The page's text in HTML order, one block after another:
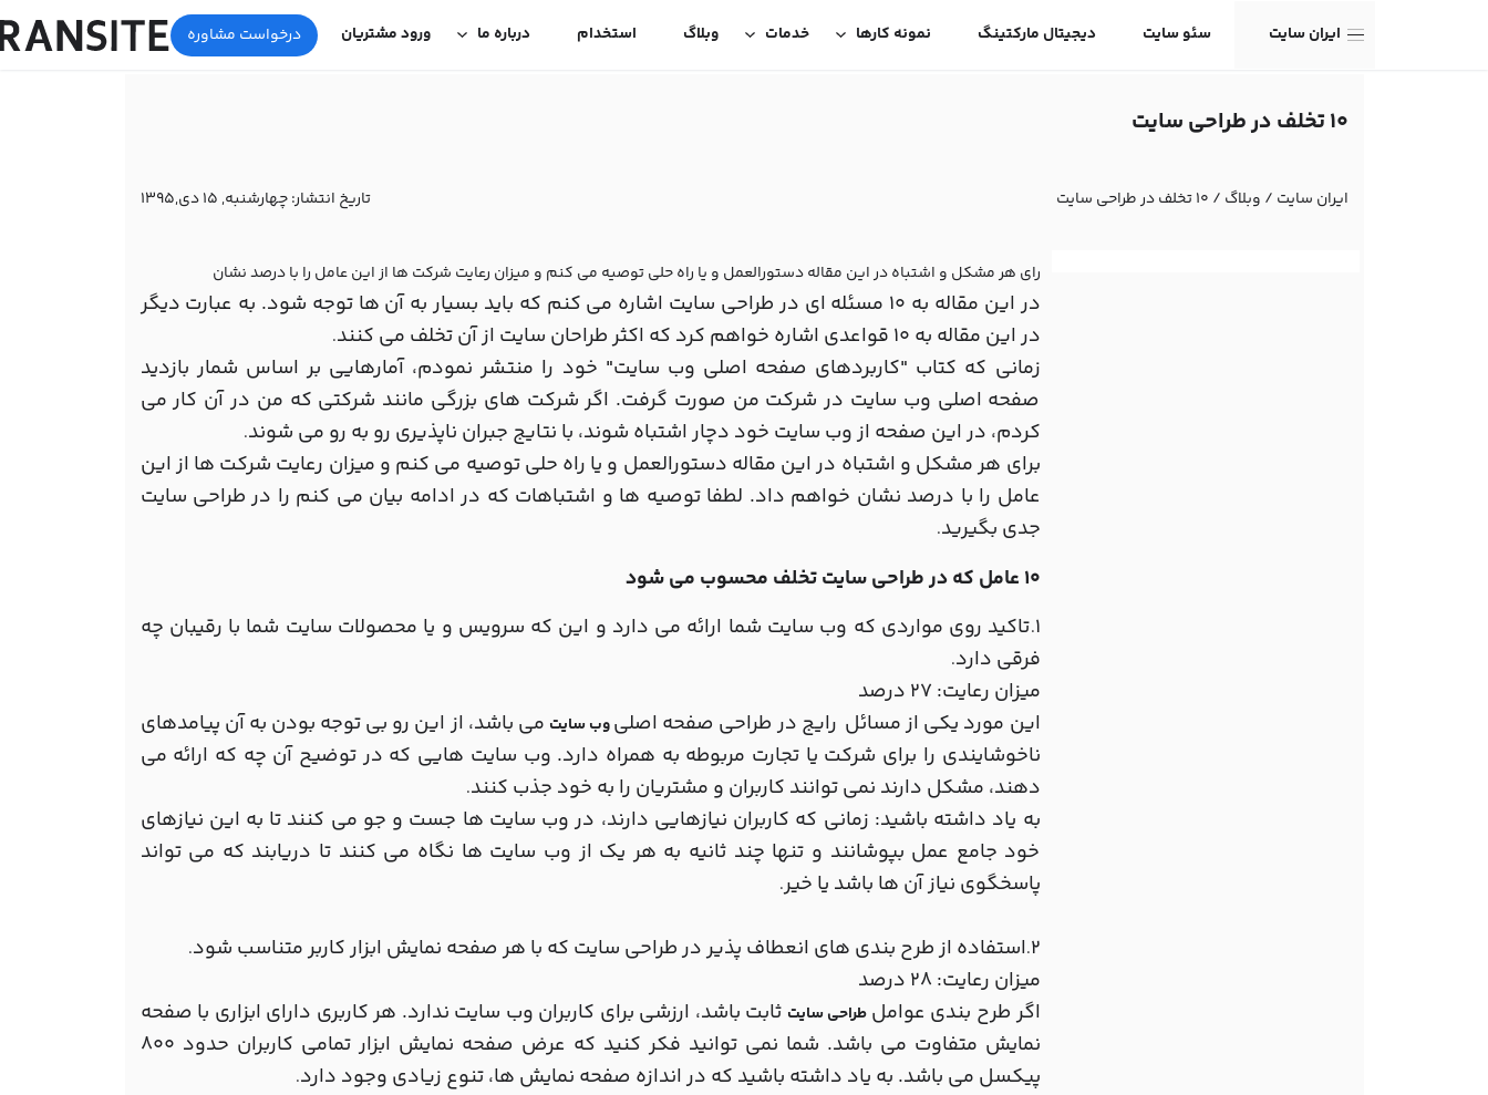
ایران سایت سئو سایت دیجیتال مارکتینگ نمونه کارها خدمات وبلاگ استخدام درباره ما ورود مشتریان درخواست مشاوره
10 تخلف در طراحی سایت
ایران سایت / وبلاگ / 10 تخلف در طراحی سایت تاریخ انتشار:چهارشنبه, 15 دی,1395
رای هر مشکل و اشتباه در این مقاله دستورالعمل و یا راه حلی توصیه می کنم و میزان رعایت شرکت ها از این عامل را با درصد نشان
در این مقاله به 10 مسئله ای در طراحی سایت اشاره می کنم که باید بسیار به آن ها توجه شود. به عبارت دیگر
در این مقاله به 10 قواعدی اشاره خواهم کرد که اکثر طراحان سایت از آن تخلف می کنند
.
زمانی که کتاب "کاربردهای صفحه اصلی وب سایت" خود را منتشر نمودم، آمارهایی بر اساس شمار بازدید
صفحه اصلی وب سایت در شرکت من صورت گرفت. اگر شرکت های بزرگی مانند شرکتی که من در آن کار می
کردم، در این صفحه از وب سایت خود دچار اشتباه شوند، با نتایج جبران ناپذیری رو به رو می شوند.
برای هر مشکل و اشتباه در این مقاله دستورالعمل و یا راه حلی توصیه می کنم و میزان رعایت شرکت ها از این
عامل را با درصد نشان خواهم داد. لطفا توصیه ها و اشتباهات که در ادامه بیان می کنم را در طراحی سایت
جدی بگیرید.
10 عامل که در طراحی سایت تخلف محسوب می شود
1
.تاکید روی مواردی که وب سایت شما ارائه می دارد و این که سرویس و یا محصولات سایت شما با رقیبان چه
فرقی دارد.
میزان رعایت: 27 درصد
این مورد یکی از مسائل رایج در طراحی صفحه اصلیوب سایت می باشد، از این رو بی توجه بودن به آن پیامدهای
ناخوشایندی را برای شرکت یا تجارت مربوطه به همراه دارد. وب سایت هایی که در توضیح آن چه که ارائه می
دهند، مشکل دارند نمی توانند کاربران و مشتریان را به خود جذب کنند.
به یاد داشته باشید: زمانی که کاربران نیازهایی دارند، در وب سایت ها جست و جو می کنند تا به این نیازهای
خود جامع عمل بپوشانند و تنها چند ثانیه به هر یک از وب سایت ها نگاه می کنند تا دریابند که می تواند
پاسخگوی نیاز آن ها باشد یا خیر.
2
.استفاده از طرح بندی های انعطاف پذیر در طراحی سایت که با هر صفحه نمایش ابزار کاربر متناسب شود.
میزان رعایت: 28 درصد
اگر طرح بندی عوامل طراحی سایت ثابت باشد، ارزشی برای کاربران وب سایت ندارد. هر کاربری دارای ابزاری با صفحه
نمایش متفاوت می باشد. شما نمی توانید فکر کنید که عرض صفحه نمایش ابزار تمامی کاربران حدود 800
پیکسل می باشد. به یاد داشته باشید که در اندازه صفحه نمایش ها، تنوع زیادی وجود دارد.